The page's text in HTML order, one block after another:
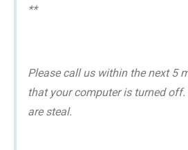
**
Please call us within the next 5
that your computer is turned
are steal.